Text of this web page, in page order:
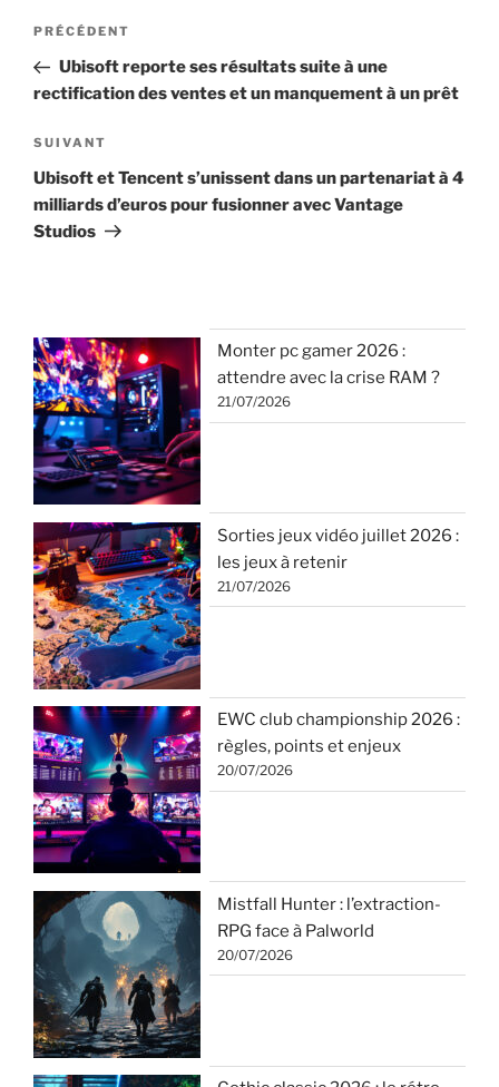
Navigation
l’article
Article
précédent
PRÉCÉDENT
Ubisoft reporte ses résultats suite à une
rectification des ventes et un manquement à un prêt
Article
suivant
SUIVANT
Ubisoft et Tencent s’unissent dans un partenariat à 4
milliards d’euros pour fusionner avec Vantage
Studios
Monter pc gamer 2026 :
attendre avec la crise RAM ?
21/07/2026
Sorties jeux vidéo juillet 2026 :
les jeux à retenir
21/07/2026
EWC club championship 2026 :
règles, points et enjeux
20/07/2026
Mistfall Hunter : l’extraction-
RPG face à Palworld
20/07/2026